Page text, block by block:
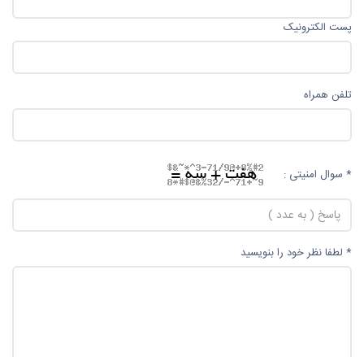
پست الکترونیک
تلفن همراه
* سوال امنیتی :
* لطفا نظر خود را بنویسید